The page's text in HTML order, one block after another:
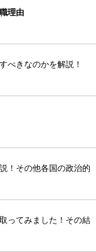
理由
べきなのかを解説！
！その他各国の政治的
ってみました！その結